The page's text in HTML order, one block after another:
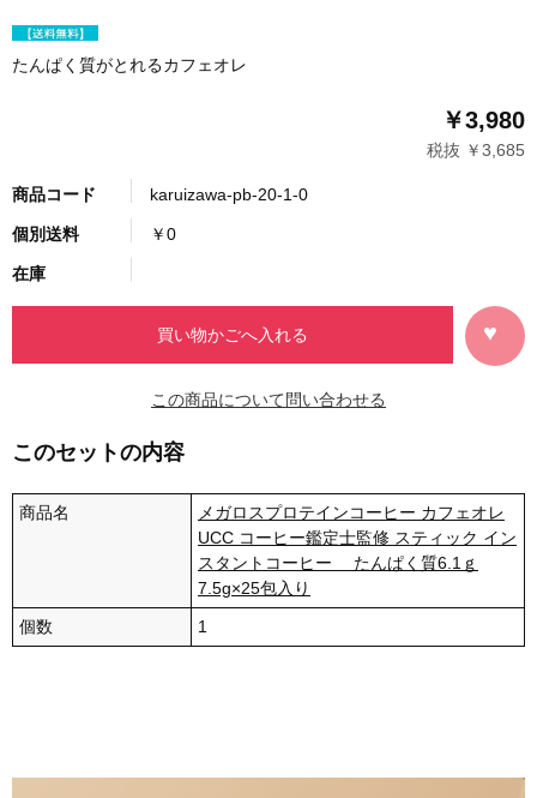
たんぱく質がとれるカフェオレ
￥3,980
税抜 ￥3,685
商品コード karuizawa-pb-20-1-0
個別送料 ￥0
在庫
このセットの内容
商品名
メガロスプロテインコーヒー カフェオレ
UCC コーヒー鑑定士監修 スティック イン
スタントコーヒー たんぱく質6.1ｇ
7.5g×25包入り
個数
1
この商品について問い合わせる